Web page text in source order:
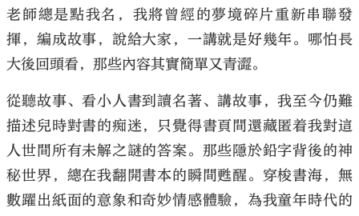
老師總是點我名，我將曾經的夢境碎片重新串聯發
揮，編成故事，說給大家，一講就是好幾年。哪怕長
大後回頭看，那些內容其實簡單又青澀。
從聽故事、看小人書到讀名著、講故事，我至今仍難
描述兒時對書的痴迷，只覺得書頁間還藏匿着我對這
人世間所有未解之謎的答案。那些隱於鉛字背後的神
秘世界，總在我翻開書本的瞬間甦醒。穿梭書海，無
數躍出紙面的意象和奇妙情感體驗，為我童年時代的